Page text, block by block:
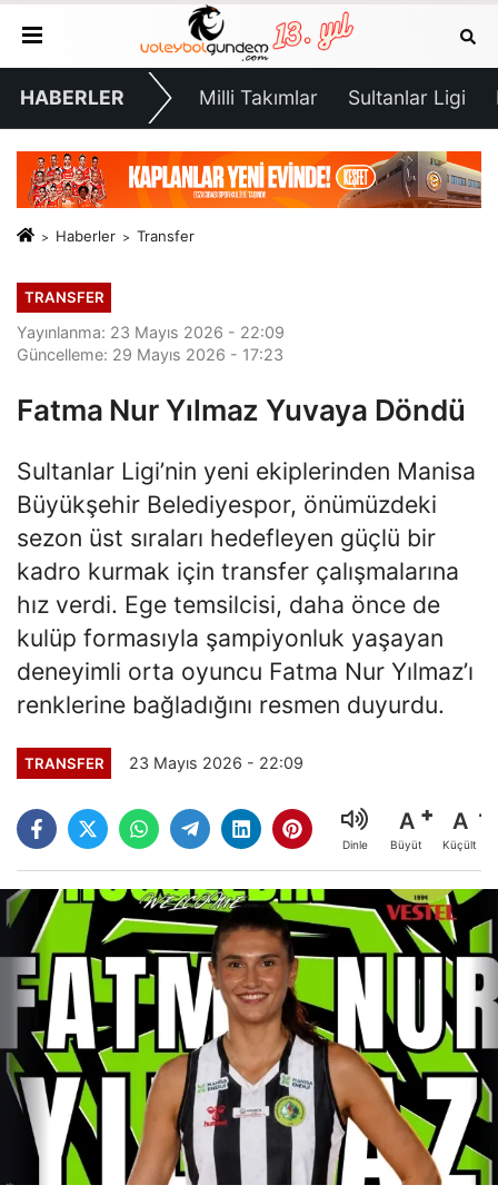
HABERLER Milli Takımlar Sultanlar Ligi
Haberler Transfer
TRANSFER
Yayınlanma: 23 Mayıs 2026 - 22:09
Güncelleme: 29 Mayıs 2026 - 17:23
Fatma Nur Yılmaz Yuvaya Döndü
Sultanlar Ligi’nin yeni ekiplerinden Manisa
Büyükşehir Belediyespor, önümüzdeki
sezon üst sıraları hedefleyen güçlü bir
kadro kurmak için transfer çalışmalarına
hız verdi. Ege temsilcisi, daha önce de
kulüp formasıyla şampiyonluk yaşayan
deneyimli orta oyuncu Fatma Nur Yılmaz’ı
renklerine bağladığını resmen duyurdu.
TRANSFER 23 Mayıs 2026 - 22:09
Dinle
A
Büyüt
A
Küçült